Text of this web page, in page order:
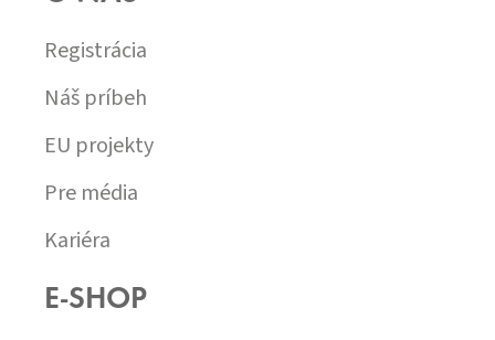
Registrácia
Náš príbeh
EU projekty
Pre média
Kariéra
E-SHOP